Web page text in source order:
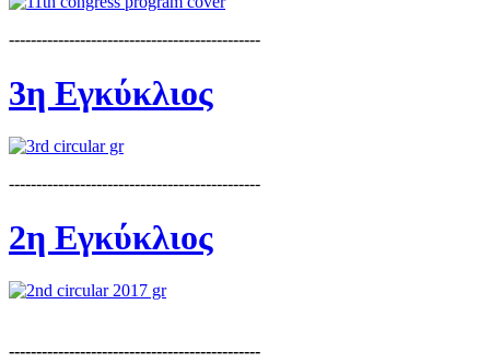
----------------------------------------------
3η Εγκύκλιος
----------------------------------------------
2η Εγκύκλιος
----------------------------------------------